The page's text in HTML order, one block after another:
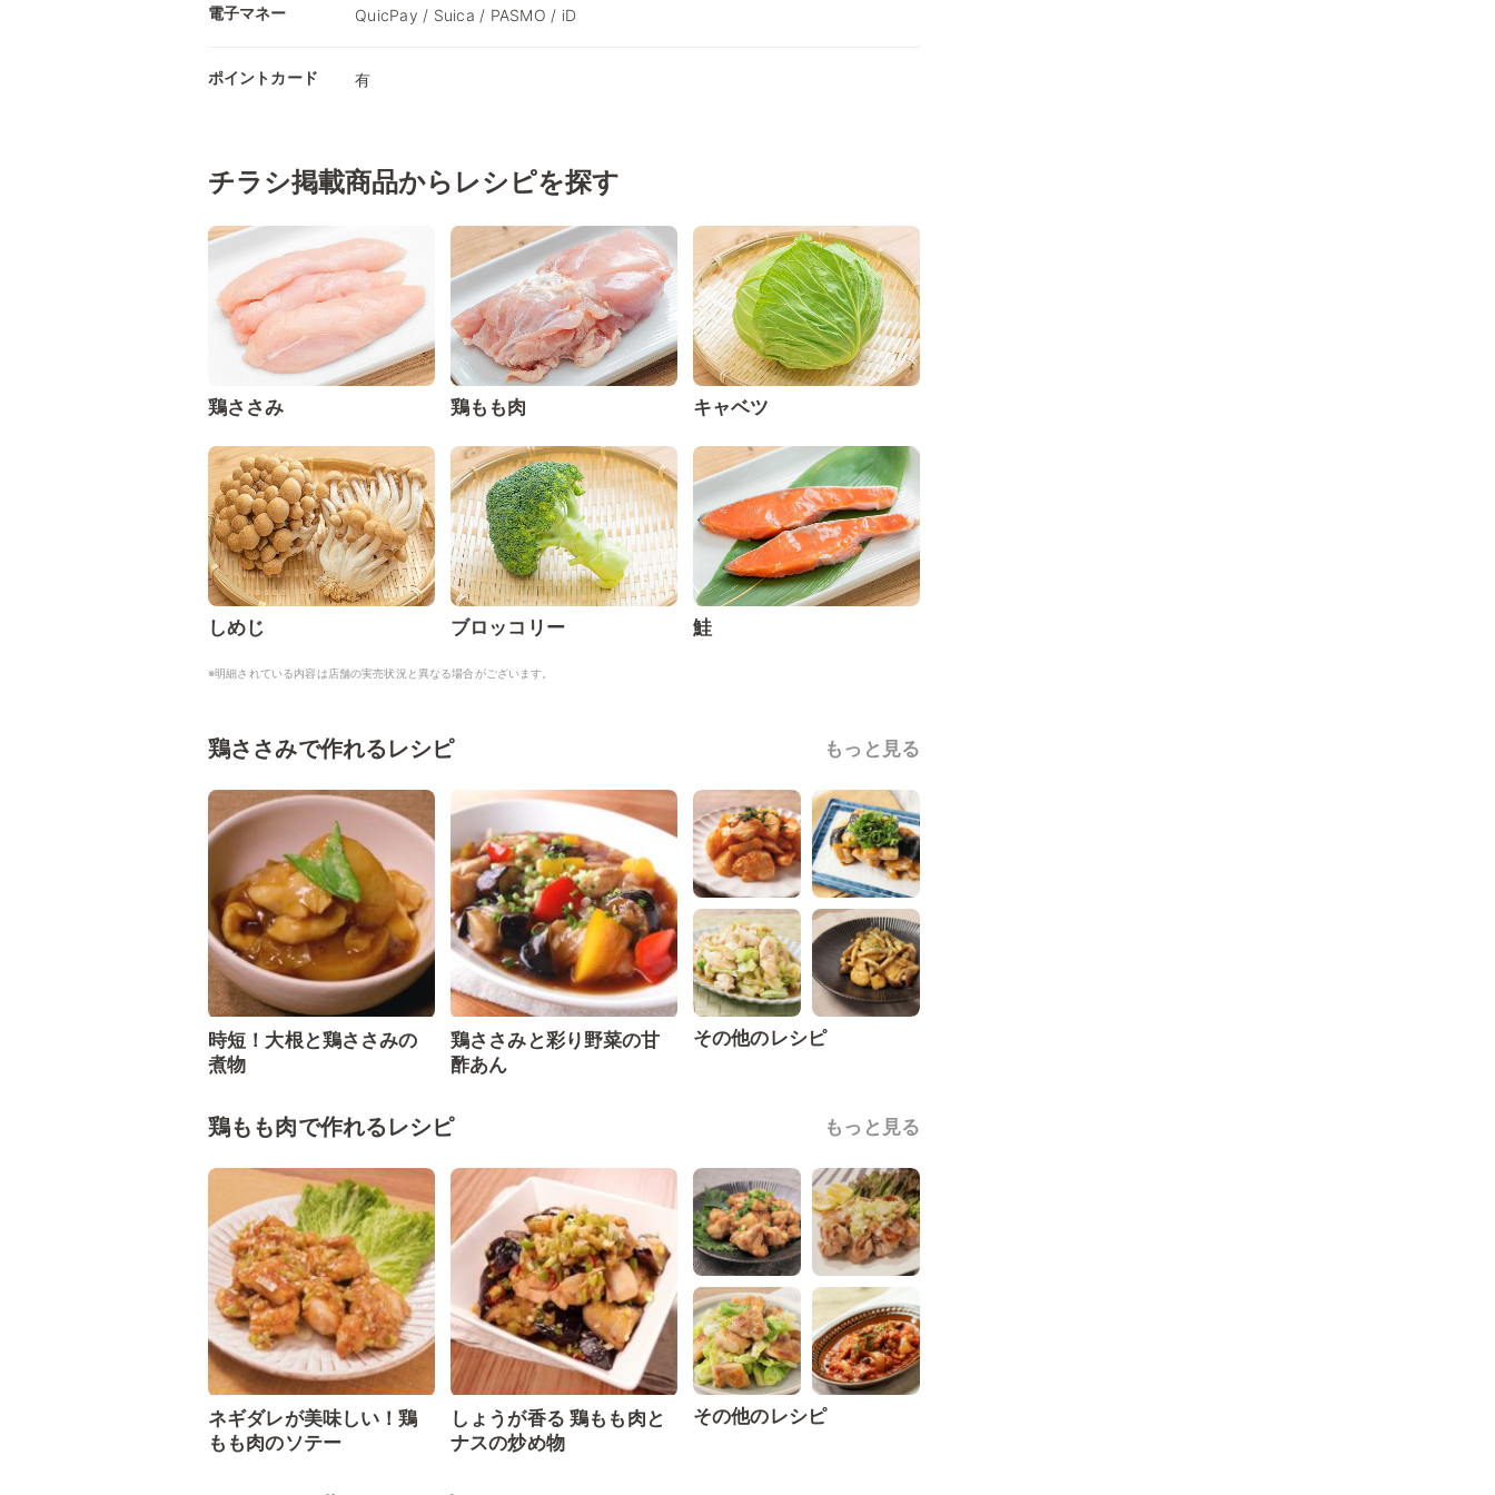
電子マネー QuicPay / Suica / PASMO / iD
ポイントカード 有
チラシ掲載商品からレシピを探す
鶏ささみ 鶏もも肉 キャベツ
しめじ ブロッコリー 鮭
※明細されている内容は店舗の実売状況と異なる場合がございます。
鶏ささみで作れるレシピ もっと見る
時短！大根と鶏ささみの
煮物
鶏ささみと彩り野菜の甘
酢あん
その他のレシピ
鶏もも肉で作れるレシピ もっと見る
ネギダレが美味しい！鶏
もも肉のソテー
しょうが香る 鶏もも肉と
ナスの炒め物
その他のレシピ